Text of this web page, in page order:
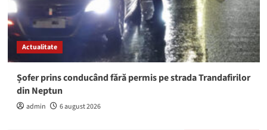
Actualitate
Șofer prins conducând fără permis pe strada Trandafirilor
din Neptun
admin 6 august 2026